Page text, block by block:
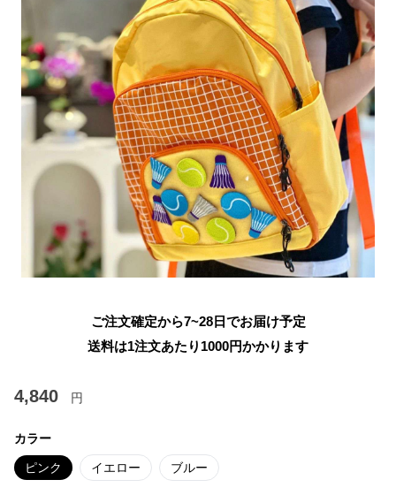
ご注文確定から7~28日でお届け予定
送料は1注文あたり 1000円かかります
4,840 円
カラー
ピンク イエロー ブルー